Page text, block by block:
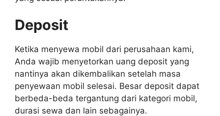
Deposit
Ketika menyewa mobil dari perusahaan kami,
Anda wajib menyetorkan uang deposit yang
nantinya akan dikembalikan setelah masa
penyewaan mobil selesai. Besar deposit dapat
berbeda-beda tergantung dari kategori mobil,
durasi sewa dan lain sebagainya.